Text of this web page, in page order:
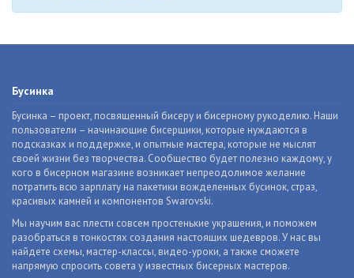
Бусинка
Бусинка – проект, посвященный бисеру и бисерному рукоделию. Наши
пользователи – начинающие бисерщики, которые нуждаются в
подсказках и поддержке, и опытные мастера, которые не мыслят
своей жизни без творчества. Сообщество будет полезно каждому, у
кого в бисерном магазине возникает непреодолимое желание
потратить всю зарплату на пакетики вожделенных бусинок, страз,
красивых камней и компонентов Swarovski.
Мы научим вас плести совсем простенькие украшения, и поможем
разобраться в тонкостях создания настоящих шедевров. У нас вы
найдете схемы, мастер-классы, видео-уроки, а также сможете
напрямую спросить совета у известных бисерных мастеров.